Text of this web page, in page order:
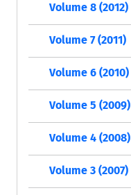
Volume 8 (2012)
Volume 7 (2011)
Volume 6 (2010)
Volume 5 (2009)
Volume 4 (2008)
Volume 3 (2007)